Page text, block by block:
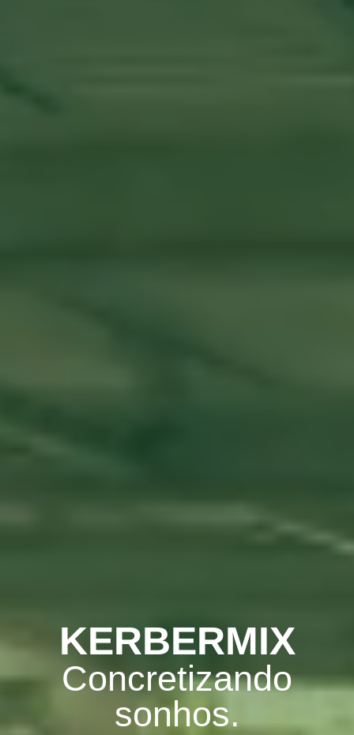
KERBERMIX
Concretizando
sonhos.